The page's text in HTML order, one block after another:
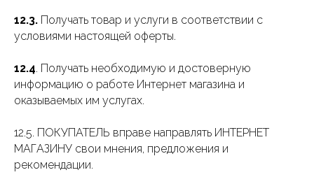
12.3. Получать товар и услуги в соответствии с
условиями настоящей оферты.
12.4. Получать необходимую и достоверную
информацию о работе Интернет магазина и
оказываемых им услугах.
12.5. ПОКУПАТЕЛЬ вправе направлять ИНТЕРНЕТ
МАГАЗИНУ свои мнения, предложения и
рекомендации.